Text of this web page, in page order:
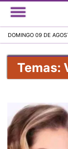
DOMINGO 09 DE
Temas: